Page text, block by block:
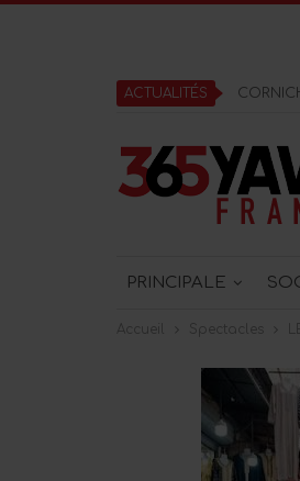
ACTUALITÉS
PRINCIPALE
Accueil Spectacles